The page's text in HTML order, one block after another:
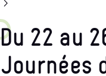
Du 22 au
Journées